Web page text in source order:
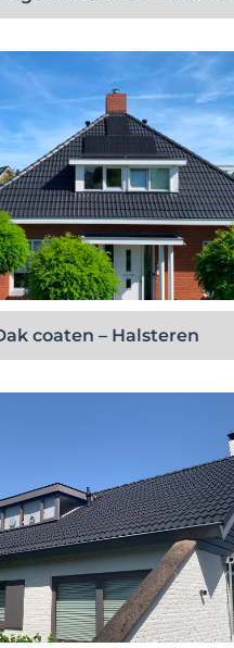
Bekijk project
coaten – Halsteren
Bekijk project